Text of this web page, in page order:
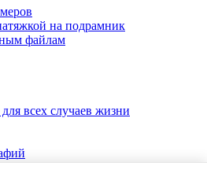
на подрамник
файлам
всех случаев жизни